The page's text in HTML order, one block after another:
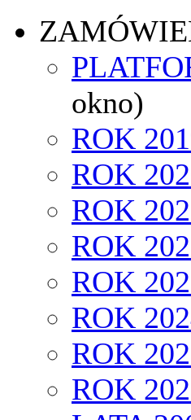
okno)
ROK
ROK
ROK
ROK
ROK
ROK
ROK
ROK